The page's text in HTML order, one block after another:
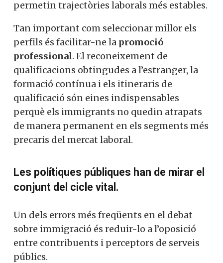
permetin trajectòries laborals més estables.
Tan important com seleccionar millor els
perfils és facilitar-ne la promoció
professional. El reconeixement de
qualificacions obtingudes a l’estranger, la
formació contínua i els itineraris de
qualificació són eines indispensables
perquè els immigrants no quedin atrapats
de manera permanent en els segments més
precaris del mercat laboral.
Les polítiques públiques han de mirar el
conjunt del cicle vital.
Un dels errors més freqüents en el debat
sobre immigració és reduir-lo a l’oposició
entre contribuents i perceptors de serveis
públics.